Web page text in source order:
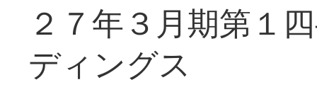
２７年３月期第１
ディングス